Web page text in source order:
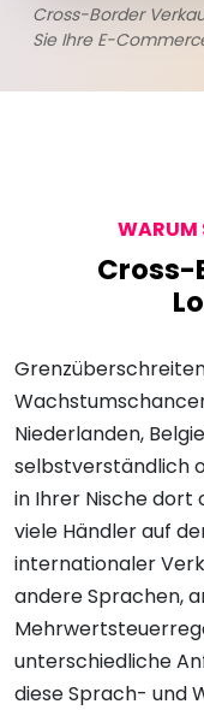
Cross-Border
Sie Ihre E-
WARUM
Cross-
Niederlanden,
selbstverständlich
in Ihrer Nische dort
viele Händler auf
internationaler
andere Sprachen,
unterschiedliche
diese Sprach- und